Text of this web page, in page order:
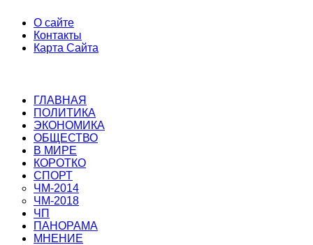
О сайте
Контакты
Карта Сайта
ГЛАВНАЯ
ПОЛИТИКА
ЭКОНОМИКА
ОБЩЕСТВО
В МИРЕ
КОРОТКО
СПОРТ
ЧМ-2014
ЧМ-2018
ЧП
ПАНОРАМА
МНЕНИЕ